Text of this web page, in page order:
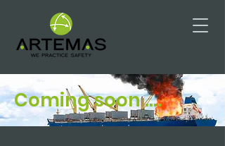
Coming soon ....